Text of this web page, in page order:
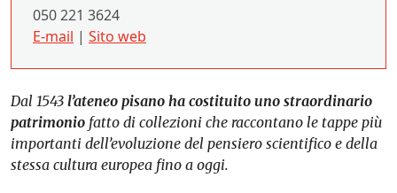
050 221 3624
E-mail | Sito web
Dal 1543 l’ateneo pisano ha costituito uno straordinario
patrimonio fatto di collezioni che raccontano le tappe più
importanti dell’evoluzione del pensiero scientifico e della
stessa cultura europea fino a oggi.